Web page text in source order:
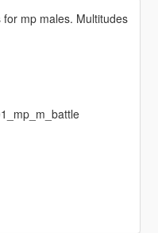
mp males. Multitudes